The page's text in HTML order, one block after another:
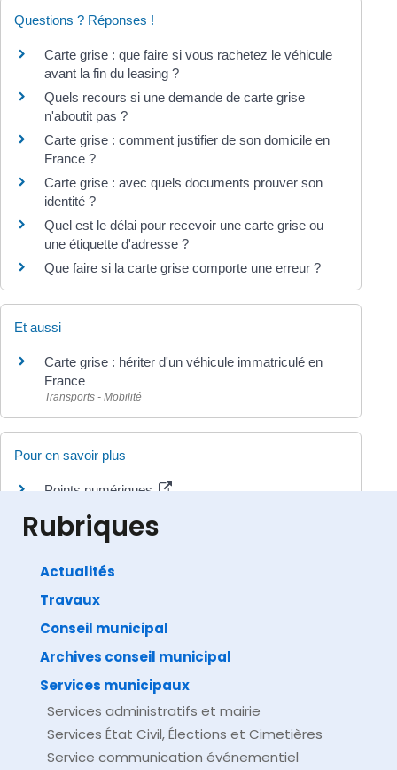
Questions ? Réponses !
Carte grise : que faire si vous rachetez le véhicule
avant la fin du leasing ?
Quels recours si une demande de carte grise
n'aboutit pas ?
Carte grise : comment justifier de son domicile en
France ?
Carte grise : avec quels documents prouver son
identité ?
Quel est le délai pour recevoir une carte grise ou
une étiquette d'adresse ?
Que faire si la carte grise comporte une erreur ?
Et aussi
Carte grise : hériter d'un véhicule immatriculé en
France
Transports - Mobilité
Pour en savoir plus
Points numériques
Direction de l'information légale et administrative
Rubriques
Actualités
Travaux
Conseil municipal
Archives conseil municipal
Services municipaux
Services administratifs et mairie
Services État Civil, Élections et Cimetières
Service communication événementiel